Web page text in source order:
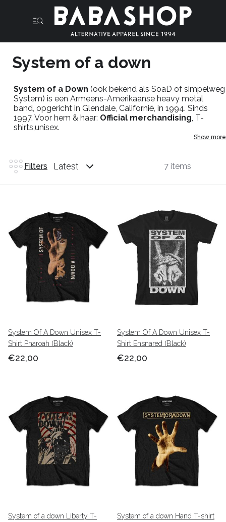
System of a down
System of a Down (ook bekend als SoaD of simpelweg
System) is een Armeens-Amerikaanse heavy metal
band, opgericht in Glendale, Californië, in 1994. Sinds
1997. Voor hem & haar: Official merchandising, T-
shirts,unisex.
Show more
Filters Latest 7 items
System Of A Down Unisex T-
Shirt Pharoah (Black)
€22,00
System Of A Down Unisex T-
Shirt Ensnared (Black)
€22,00
System of a down Liberty T-
System of a down Hand T-shirt